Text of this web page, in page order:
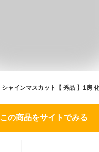
この商品をサイトでみる